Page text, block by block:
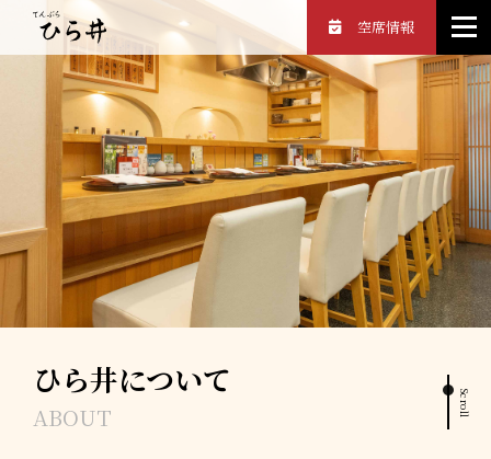
空席情報
ひら井について
ABOUT Scroll